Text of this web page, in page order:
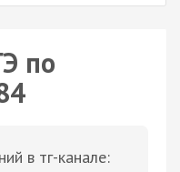
по
в тг-канале: